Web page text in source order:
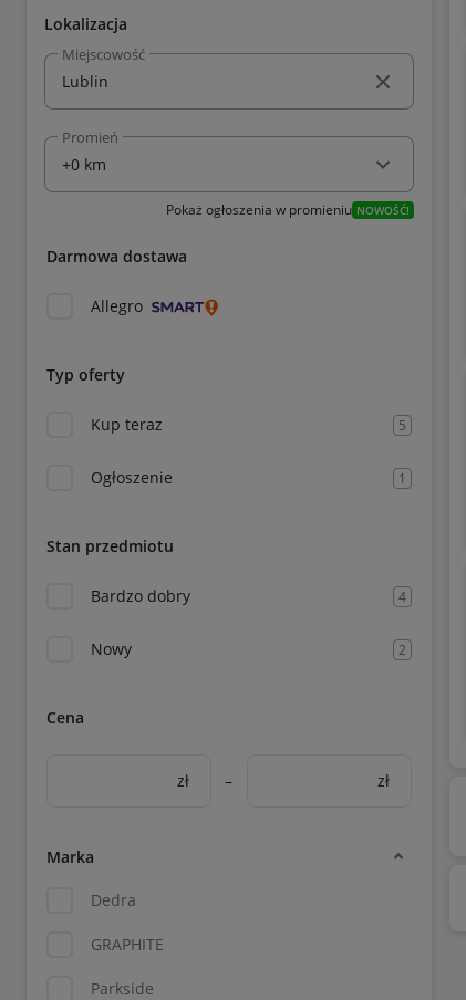
Lokalizacja
Miejscowość
Promień
Pokaż ogłoszenia w promieniu NOWOŚĆ!
Darmowa dostawa
Allegro
Typ oferty
Kup teraz 5
Ogłoszenie 1
Stan przedmiotu
Bardzo dobry 4
Nowy 2
Cena
zł – zł
Marka
Dedra
GRAPHITE
Parkside